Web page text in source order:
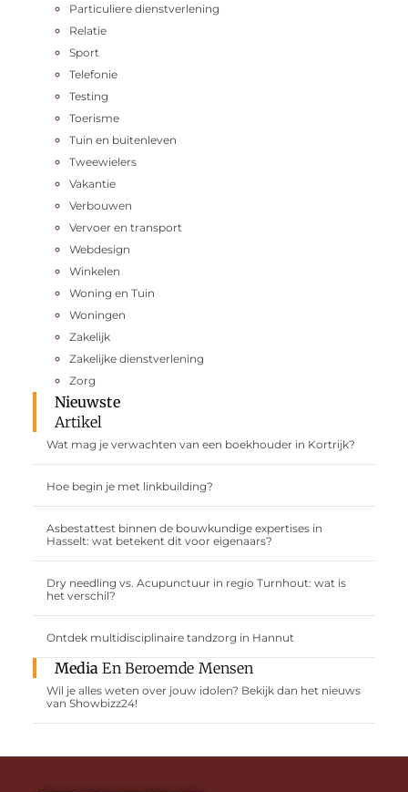
Particuliere dienstverlening
Relatie
Sport
Telefonie
Testing
Toerisme
Tuin en buitenleven
Tweewielers
Vakantie
Verbouwen
Vervoer en transport
Webdesign
Winkelen
Woning en Tuin
Woningen
Zakelijk
Zakelijke dienstverlening
Zorg
Nieuwste
Artikel
Wat mag je verwachten van een boekhouder in Kortrijk?
Hoe begin je met linkbuilding?
Asbestattest binnen de bouwkundige expertises in
Hasselt: wat betekent dit voor eigenaars?
Dry needling vs. Acupunctuur in regio Turnhout: wat is
het verschil?
Ontdek multidisciplinaire tandzorg in Hannut
Media En Beroemde Mensen
Wil je alles weten over jouw idolen? Bekijk dan het nieuws
van Showbizz24!